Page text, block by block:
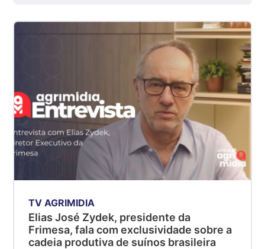
SP
R$ 5,04
kg
Suíno - Estadual
PR
kg
Suíno - Estadual
SC
R$ 4,48
kg
TV AGRIMIDIA
Elias José Zydek, presidente da
Frimesa, fala com exclusividade sobre a
cadeia produtiva de suínos brasileira